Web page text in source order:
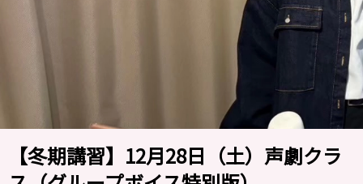
【冬期講習】12月28日（土）声劇クラ